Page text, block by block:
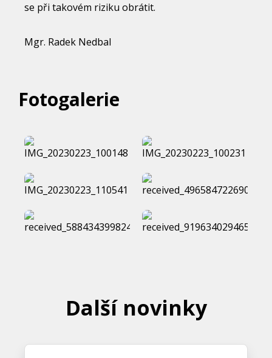
se při takovém riziku obrátit.
Mgr. Radek Nedbal
Fotogalerie
Další novinky